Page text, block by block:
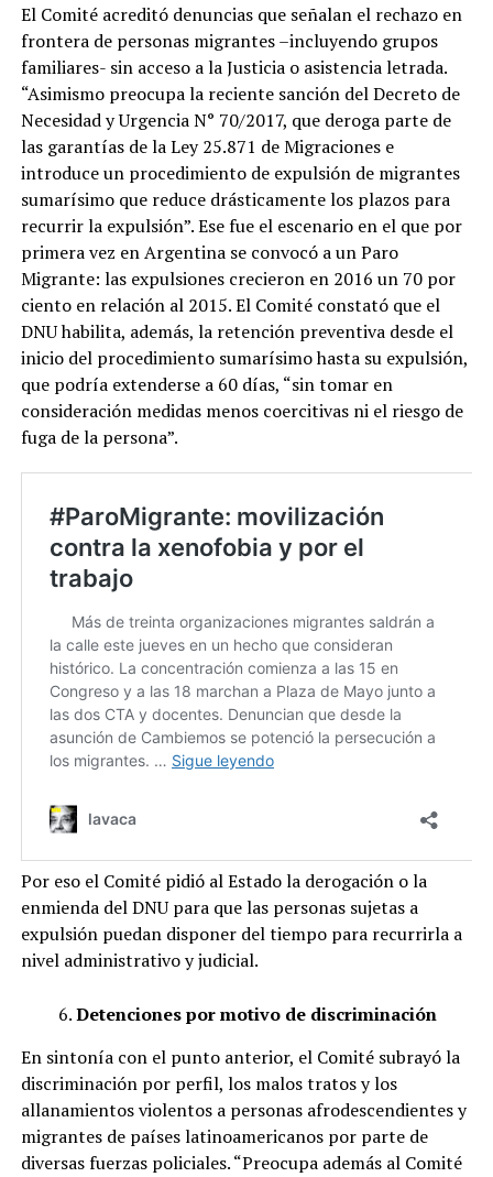
El Comité acreditó denuncias que señalan el rechazo en
frontera de personas migrantes –incluyendo grupos
familiares- sin acceso a la Justicia o asistencia letrada.
“Asimismo preocupa la reciente sanción del Decreto de
Necesidad y Urgencia N° 70/2017, que deroga parte de
las garantías de la Ley 25.871 de Migraciones e
introduce un procedimiento de expulsión de migrantes
sumarísimo que reduce drásticamente los plazos para
recurrir la expulsión”. Ese fue el escenario en el que por
primera vez en Argentina se convocó a un Paro
Migrante: las expulsiones crecieron en 2016 un 70 por
ciento en relación al 2015. El Comité constató que el
DNU habilita, además, la retención preventiva desde el
inicio del procedimiento sumarísimo hasta su expulsión,
que podría extenderse a 60 días, “sin tomar en
consideración medidas menos coercitivas ni el riesgo de
fuga de la persona”.
Por eso el Comité pidió al Estado la derogación o la
enmienda del DNU para que las personas sujetas a
expulsión puedan disponer del tiempo para recurrirla a
nivel administrativo y judicial.
Detenciones por motivo de discriminación
En sintonía con el punto anterior, el Comité subrayó la
discriminación por perfil, los malos tratos y los
allanamientos violentos a personas afrodescendientes y
migrantes de países latinoamericanos por parte de
diversas fuerzas policiales. “Preocupa además al Comité